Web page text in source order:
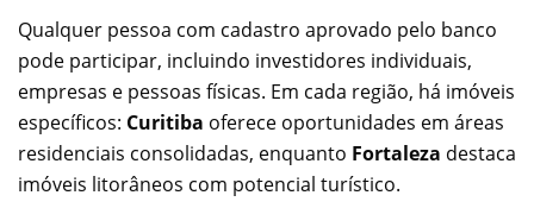
Qualquer pessoa com cadastro aprovado pelo banco
pode participar, incluindo investidores individuais,
empresas e pessoas físicas. Em cada região, há imóveis
específicos: Curitiba oferece oportunidades em áreas
residenciais consolidadas, enquanto Fortaleza destaca
imóveis litorâneos com potencial turístico.